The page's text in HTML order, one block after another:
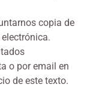
copia de
o por email en
de este texto.